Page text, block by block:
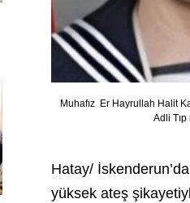
Muhafız Er Hayrullah Halit
Adli
Hatay/
yüksek ateş